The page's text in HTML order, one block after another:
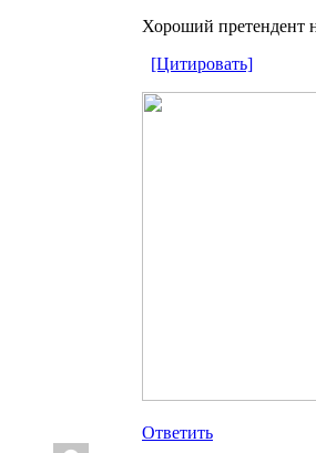
Хороший претендент
[Цитировать]
Ответить